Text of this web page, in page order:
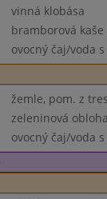
vinná klobása
bramborová kaše
ovocný čaj/voda
žemle, pom. z
zeleninová
ovocný čaj/voda